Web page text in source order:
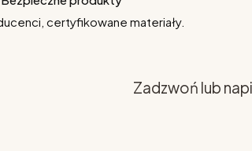
certyfikowane materiały.
Zadzwoń lub